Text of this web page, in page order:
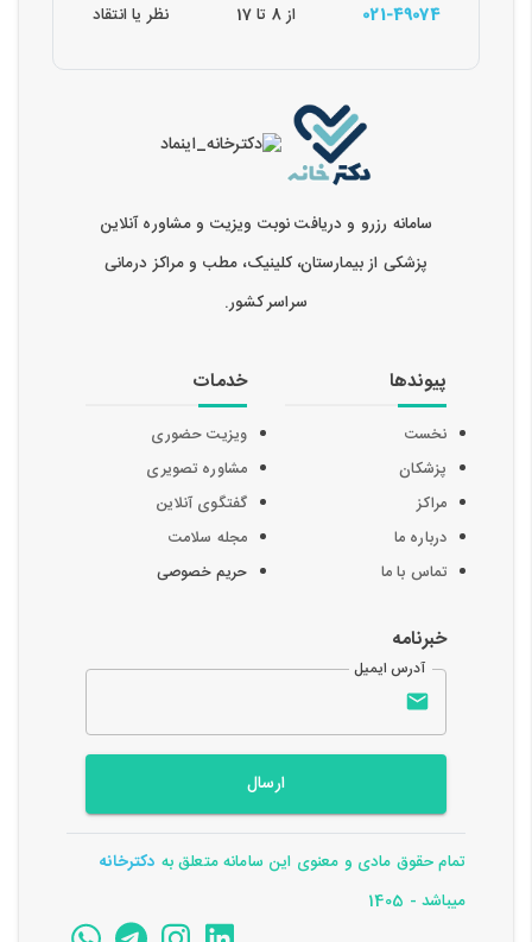
021-49074
از 8 تا 17
نظر یا انتقاد
سامانه رزرو و دریافت نوبت ویزیت و مشاوره آنلاین
پزشکی از بیمارستان، کلینیک، مطب و مراکز درمانی
سراسر کشور.
پیوندها
نخست
پزشکان
مراکز
درباره ما
تماس با ما
خدمات
ویزیت حضوری
مشاوره تصویری
گفتگوی آنلاین
مجله سلامت
حریم خصوصی
خبرنامه
آدرس ایمیل
ارسال
تمام حقوق مادی و معنوی این سامانه متعلق به دکترخانه
میباشد - 1405